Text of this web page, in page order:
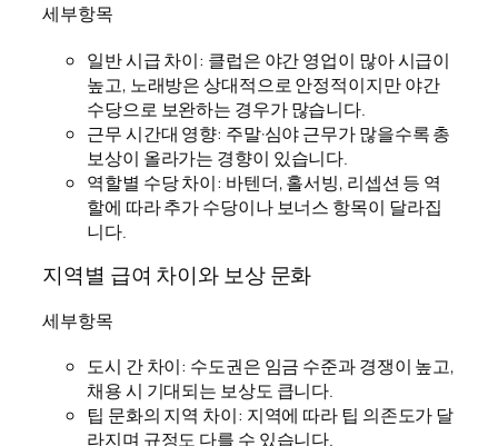
세부항목
일반 시급 차이: 클럽은 야간 영업이 많아 시급이
높고, 노래방은 상대적으로 안정적이지만 야간
수당으로 보완하는 경우가 많습니다.
근무 시간대 영향: 주말·심야 근무가 많을수록 총
보상이 올라가는 경향이 있습니다.
역할별 수당 차이: 바텐더, 홀서빙, 리셉션 등 역
할에 따라 추가 수당이나 보너스 항목이 달라집
니다.
지역별 급여 차이와 보상 문화
세부항목
도시 간 차이: 수도권은 임금 수준과 경쟁이 높고,
채용 시 기대되는 보상도 큽니다.
팁 문화의 지역 차이: 지역에 따라 팁 의존도가 달
라지며 규정도 다를 수 있습니다.